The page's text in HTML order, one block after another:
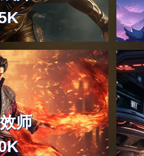
景视频制作师
15-20K